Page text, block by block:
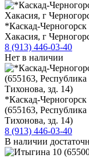
*Каскад-
Хакасия, г
8 (913) 446-03-40
Нет в наличии
*Каскад-
(655163, Республика
Тихонова, зд. 14)
8 (913) 446-03-40
В наличии